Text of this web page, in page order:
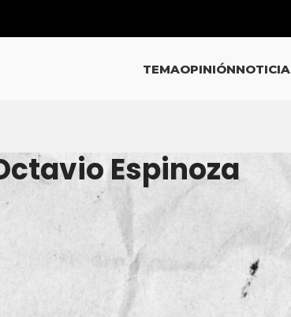
TEMAOPINIÓN
Espinoza